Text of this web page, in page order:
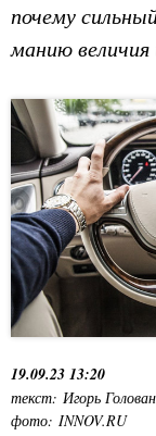
почему
манию
19.09.23 13:20
текст: Игорь
фото: INNOV.RU